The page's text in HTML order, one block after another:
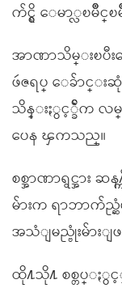
က်င္ရွိ ေမာ္လၿမိဳ
အာဏာသိမ္းၿပီး
ဖဴဇရပ္ ေခ်ာင္း
သိန္းႏွင့္ခ်ီက လမ္းေ
ပေန ၾကသည္။
စစ္အာဏာရွင္အား ဆ
မ်ားက ရာဘာက်ည္ဆံ
အသံျမည္ဗုံးမ်ားျ
ထို႔သို႔ စစ္တပ္ႏွင့္